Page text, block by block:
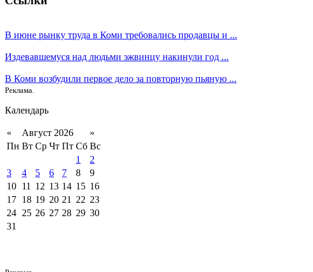
В июне рынку труда в Коми требовались продавцы и ...
Издевавшемуся над людьми эжвинцу накинули год ...
В Коми возбудили первое дело за повторную пьяную ...
Реклама.
Календарь
« Август 2026
»
Пн Вт Ср Чт Пт Сб Вс
1
2
3
4 5 6 7 8
9
10 11 12 13 14 15 16
17 18 19 20 21 22 23
24 25 26 27 28 29 30
31